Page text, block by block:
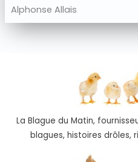
Alphonse Allais
La Blague du Matin,
blagues, histoires drôles,